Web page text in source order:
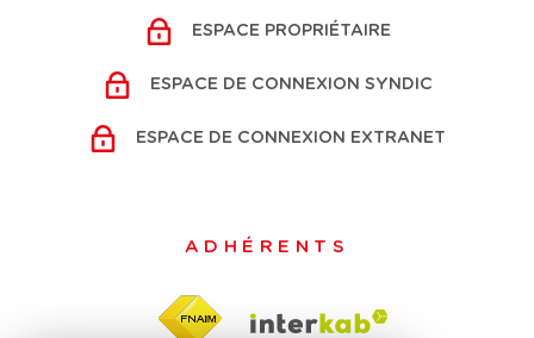
ESPACE PROPRIÉTAIRE
ESPACE DE CONNEXION SYNDIC
ESPACE DE CONNEXION EXTRANET
ADHÉRENTS